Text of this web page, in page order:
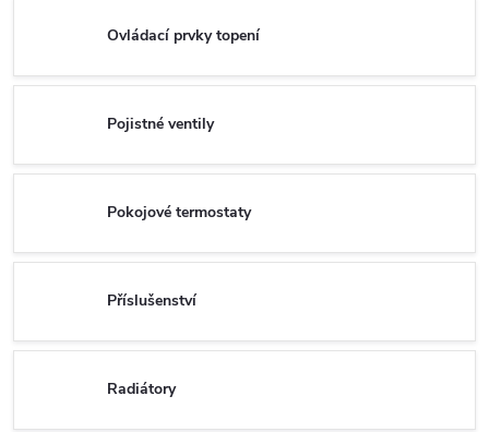
Ovládací prvky topení
Pojistné ventily
Pokojové termostaty
Příslušenství
Radiátory